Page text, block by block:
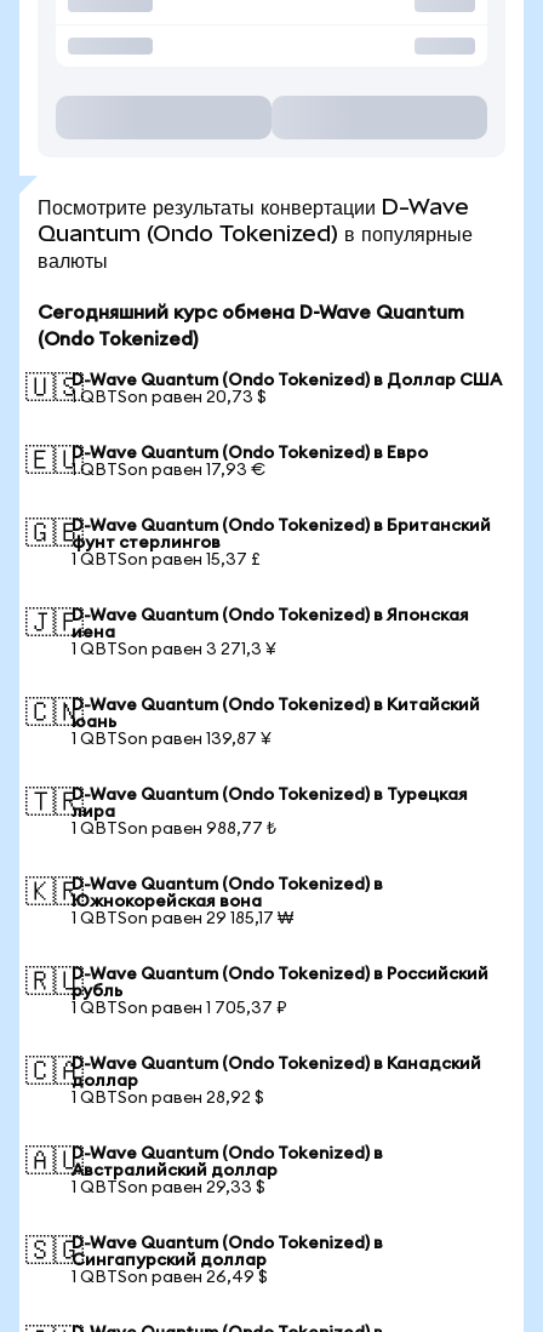
Посмотрите результаты конвертации D-Wave
Quantum (Ondo Tokenized) в популярные
валюты
Сегодняшний курс обмена D-Wave Quantum
(Ondo Tokenized)
🇺🇸D-Wave Quantum (Ondo Tokenized) в Доллар США
1 QBTSon равен 20,73 $
🇪🇺D-Wave Quantum (Ondo Tokenized) в Евро
1 QBTSon равен 17,93 €
🇬🇧D-Wave Quantum (Ondo Tokenized) в Британский
фунт стерлингов
1 QBTSon равен 15,37 £
🇯🇵D-Wave Quantum (Ondo Tokenized) в Японская
иена
1 QBTSon равен 3 271,3 ¥
🇨🇳D-Wave Quantum (Ondo Tokenized) в Китайский
юань
1 QBTSon равен 139,87 ¥
🇹🇷D-Wave Quantum (Ondo Tokenized) в Турецкая
лира
1 QBTSon равен 988,77 ₺
🇰🇷D-Wave Quantum (Ondo Tokenized) в
Южнокорейская вона
1 QBTSon равен 29 185,17 ₩
🇷🇺D-Wave Quantum (Ondo Tokenized) в Российский
рубль
1 QBTSon равен 1 705,37 ₽
🇨🇦D-Wave Quantum (Ondo Tokenized) в Канадский
доллар
1 QBTSon равен 28,92 $
🇦🇺D-Wave Quantum (Ondo Tokenized) в
Австралийский доллар
1 QBTSon равен 29,33 $
🇸🇬D-Wave Quantum (Ondo Tokenized) в
Сингапурский доллар
1 QBTSon равен 26,49 $